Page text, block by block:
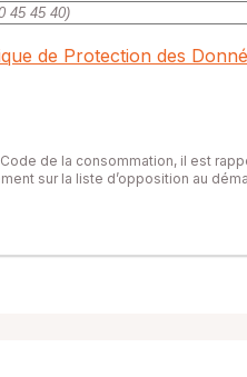
de Protection des
de la consommation, il est
sur la liste d’opposition au